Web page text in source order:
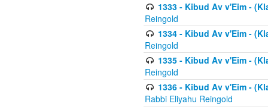
1333 - Kibud Av v'Eim -
Reingold
1334 - Kibud Av v'Eim -
Reingold
1335 - Kibud Av v'Eim -
Reingold
1336 - Kibud Av v'Eim -
Rabbi Eliyahu Reingold